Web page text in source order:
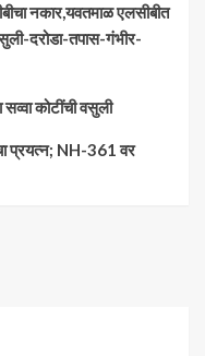
नकार,यवतमाळ एलसीबीत
दरोडा-तपास-गंभीर-
कोटींची वसुली
प्रयत्न; NH-361 वर